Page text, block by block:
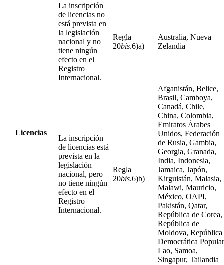
Licencias
La inscripción
de licencias no
está prevista en
la legislación
nacional y no
tiene ningún
efecto en el
Registro
Internacional.
Regla
20bis.6)a)
Australia, Nueva
Zelandia
La inscripción
de licencias está
prevista en la
legislación
nacional, pero
no tiene ningún
efecto en el
Registro
Internacional.
Regla
20bis.6)b)
Afganistán, Belice,
Brasil, Camboya,
Canadá, Chile,
China, Colombia,
Emiratos Árabes
Unidos, Federación
de Rusia, Gambia,
Georgia, Granada,
India, Indonesia,
Jamaica, Japón,
Kirguistán, Malasia,
Malawi, Mauricio,
México, OAPI,
Pakistán, Qatar,
República de Corea,
República de
Moldova, República
Democrática Popular
Lao, Samoa,
Singapur, Tailandia